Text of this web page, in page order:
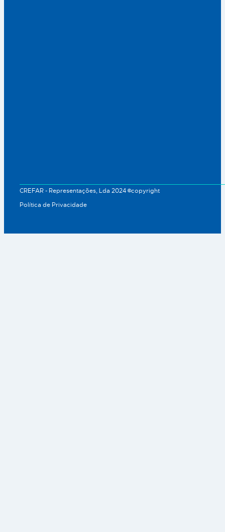
CREFAR - Representações, Lda 2024 ©copyright
Política de Privacidade